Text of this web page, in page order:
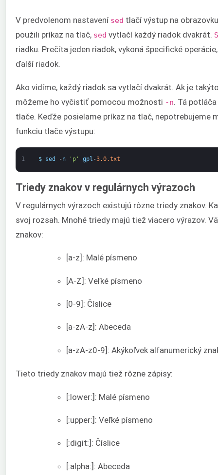
V predvolenom nastavení sed tlačí výstup na
použili príkaz na tlač, sed vytlačí každý riadok dvakrát.
riadku. Prečíta jeden riadok, vykoná špecifické
ďalší riadok.
Ako vidíme, každý riadok sa vytlačí dvakrát. Ak je
môžeme ho vyčistiť pomocou možnosti -n. Tá
tlače. Keďže posielame príkaz na tlač, nepotrebujeme
funkciu tlače výstupu:
1 $ sed -n 'p' gpl -3.0.txt
Triedy znakov v regulárnych výrazoch
V regulárnych výrazoch existujú rôzne triedy znakov.
svoj rozsah. Mnohé triedy majú tiež viacero výrazov.
znakov:
[a-z]: Malé písmeno
[A-Z]: Veľké písmeno
[0-9]: Číslice
[a-zA-z]: Abeceda
[a-zA-z0-9]: Akýkoľvek alfanumerický
Tieto triedy znakov majú tiež rôzne zápisy:
[:lower:]: Malé písmeno
[:upper:]: Veľké písmeno
[:digit:]: Číslice
[:alpha:]: Abeceda